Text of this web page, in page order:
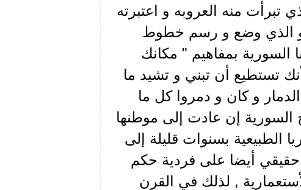
تبرأت منه العروبه و اعتبرته
الذي وضع و رسم خطوط
السورية بمفاهيم " مكانك
تستطيع أن تبني و تشيد ما
و كان و دمروا كل ما
السورية إن عادت إلى موطنها
بسنوات قليلة إلى
أيضا على فردية حكم
, لذلك في القرن